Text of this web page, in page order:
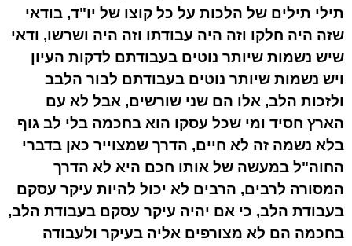
תילי תילים של הלכות על כל קוצו של יו"ד, בודאי
שזה היה חלקו וזה היה עבודתו וזה היה ושרשו, ודאי
שיש נשמות שיותר נוטים בעבודתם לדקות העיון
ויש נשמות שיותר נוטים בעבודתם לבור הלבב
ולזכות הלב, אלו הם שני שורשים, אבל לא עם
הארץ חסיד ומי שכל עסקו הוא בחכמה בלי לב גוף
בלא נשמה זה לא חיים, הדרך שמצוייר כאן בדברי
החוה"ל במעשה של אותו חכם היא לא הדרך
המסורה לרבים, הרבים לא יכול להיות עיקר עסקם
בעבודת הלב, כי אם יהיה עיקר עסקם בעבודת הלב,
בחכמה הם לא מצורפים אליה בעיקר ולעבודה